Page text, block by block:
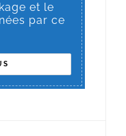
et le
par ce